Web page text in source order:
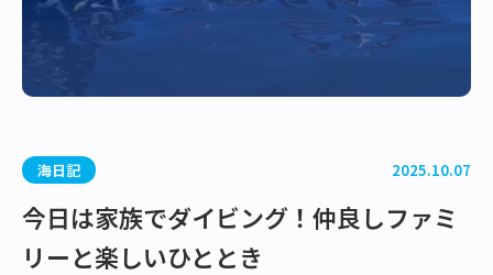
海日記 2025.10.07
今日は家族でダイビング！仲良しファミ
リーと楽しいひととき